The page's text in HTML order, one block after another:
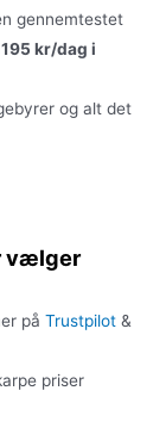
gennemtestet
kr/dag i
og alt det
vælger
på Trustpilot &
priser